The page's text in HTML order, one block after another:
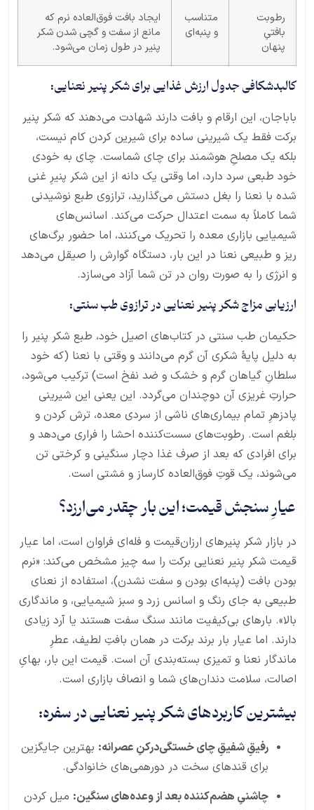
رطوبت
بافتیِ
پنهان
متناسب
و پنبه‌ای
ایجاد بافت فوق‌العاده نرم که
مانع از سفت و گچی شدن شکر
پنیر در طول زمان می‌شود.
کالبدشکافی جدول ارزش غذایی برای شکر پنیر نعنایی:
باباجان، این ارقام و بافت دارند شهادت می‌دهند که شکر پنیر
برکت فقط یک شیرینی ساده برای شیرین کردن کام نیست،
بلکه یک مصلحِ هوشمند برای چای شماست. چای به خودی
خود طبعی سرد دارد، اما وقتی یک دانه از این شکر پنیرِ غنی
شده با نعنا را بغل دستش می‌گذارید، ترازوی طبع نوشیدنی
شما کاملاً به سمت اعتدال حرکت می‌کند. اسانس‌های
شیمیایی بازاری معده را تحریک می‌کنند، اما حضور برگ‌های
ریز و طبیعی نعنا در این بار، دستگاه گوارش را صیقل می‌دهد
و انرژی را به صورت روان در تن شما آزاد می‌سازد.
ارزیابی مزاج شکر پنیر نعنایی در ترازوی طب سنتی:
حکیمان طب سنتی در کتاب‌های اصیل خود، طبع شکر پنیر را
به دلیل پایهٔ شکری آن گرم می‌دانند و وقتی با نعنا (که خود
سلطانِ گیاهان گرم و خشک و ضد نفخ است) ترکیب می‌شود،
حرارتِ غریزی آن دوچندان می‌گردد. این یعنی این شیرینی
پادزهرِ تمام بیماری‌های ناشی از سردی معده، ترش کردن و
بلغم است. رطوبت‌های سست‌کننده احشا را فراری می‌دهد و
برای افرادی که بعد از صرف غذا دچار سنگینی و کرختی تن
می‌شوند، یک قوتِ فوق‌العاده کارساز و مَشتی است.
عیارِ سنجش قیمت؛ این بار چقدر می‌ارزد؟
در بازار شکر پنیرهای ارزان‌قیمت و فله‌ای فراوان است، اما عیار
قیمت شکر پنیر نعنایی برکت را سه چیز مشخص می‌کند: «نرم
بودن بافت (پنبه‌ای بودن و سفت نشدن)، استفاده از نعنای
طبیعی به جای رنگ و اسانس زرد و سبز شیمیایی، و ماندگاری
بالا». بارهای بی‌کیفیت مانند سنگ سفت هستند یا آرد زیادی
دارند. اما عیار بار برند برکت در همان بافتِ لطیف، عطرِ
ماندگار نعنا و تمیزی بسته‌بندی آن است. قیمت این بار، بهایِ
اصالت، سلامت دندان‌های شما و انصاف بازاری است.
بیشترین کاربردهای شکر پنیر نعنایی در سفره:
رفیقِ شفیقِ چای خستگی‌درکنِ عصرانه: بهترین جایگزین
برای قندهای سخت در دورهمی‌های خانوادگی.
چاشنیِ هضم‌کننده بعد از وعده‌های سنگین: میل کردن